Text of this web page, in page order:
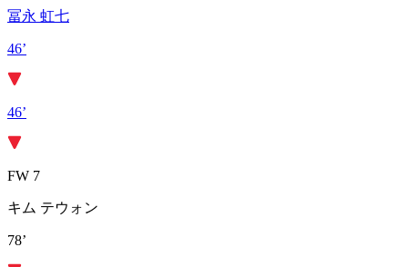
冨永 虹七
46’
46’
FW 7
キム テウォン
78’